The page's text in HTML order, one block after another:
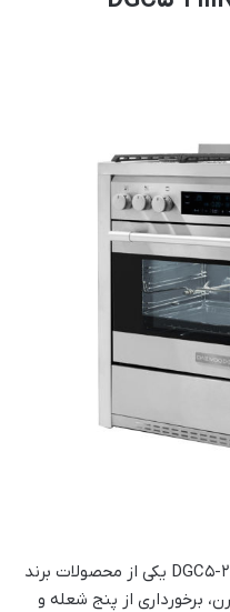
اجاق گاز دوو مدل DGC5-2111N New Imperial یکی از محصولات برند
برخورداری از پنج شعله و